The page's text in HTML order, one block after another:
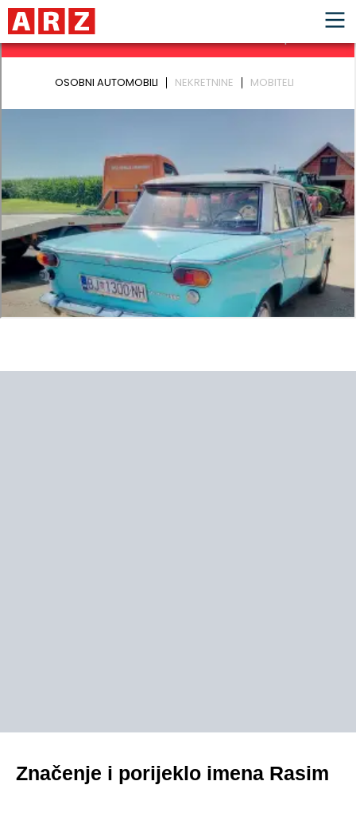
Značenje i porijeklo imena Rasim